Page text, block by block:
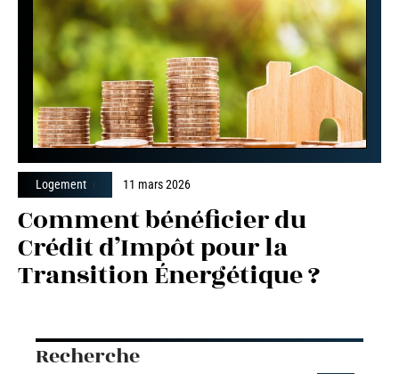
Logement 11 mars 2026
Comment bénéficier du
Crédit d’Impôt pour la
Transition Énergétique ?
Recherche